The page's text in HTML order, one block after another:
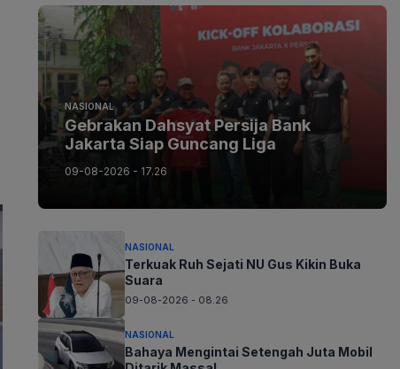
NASIONAL
Gebrakan Dahsyat Persija Bank
Jakarta Siap Guncang Liga
09-08-2026 - 17.26
NASIONAL
Terkuak Ruh Sejati NU Gus Kikin Buka
Suara
09-08-2026 - 08.26
NASIONAL
Bahaya Mengintai Setengah Juta Mobil